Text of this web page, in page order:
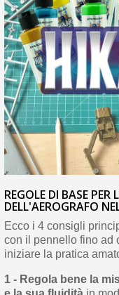
REGOLE DI BASE PER
DELL'AEROGRAFO
Ecco i 4 consigli
con il pennello fino ad
iniziare la pratica
1 - Regola bene la